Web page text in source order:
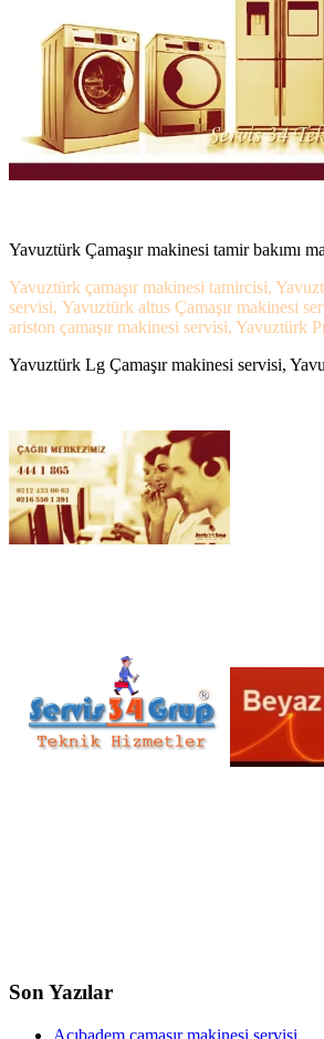
Yavuztürk Çamaşır makinesi tamir bakımı
Yavuztürk çamaşır makinesi tamircisi,
servisi, Yavuztürk altus Çamaşır makinesi
ariston çamaşır makinesi servisi, Yavuztürk
Yavuztürk Lg Çamaşır makinesi servisi,
Son Yazılar
Acıbadem çamaşır makinesi servisi